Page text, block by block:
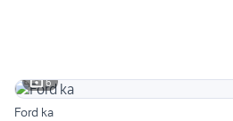
6
Ford ka